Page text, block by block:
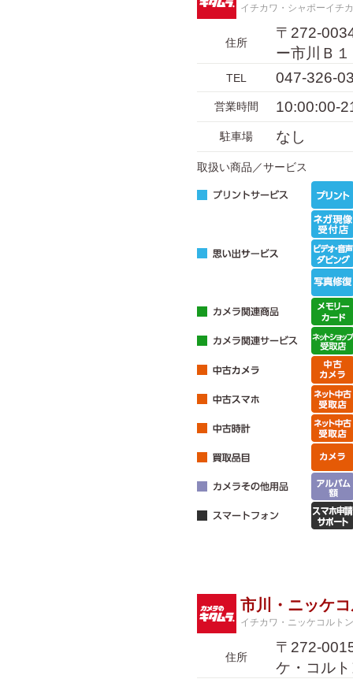
イチカワ・シャポーイチ
住所
〒272-
ー市川Ｂ
TEL 047-326-
営業時間 10:00:00-
駐車場 なし
取扱い商品／サービス
市川・ニッケ
イチカワ・ニッケコルト
住所
〒272-
ケ・コル